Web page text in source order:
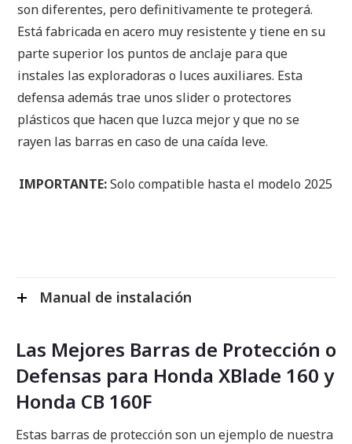
son diferentes, pero definitivamente te protegerá.
Está fabricada en acero muy resistente y tiene en su
parte superior los puntos de anclaje para que
instales las exploradoras o luces auxiliares. Esta
defensa además trae unos slider o protectores
plásticos que hacen que luzca mejor y que no se
rayen las barras en caso de una caída leve.
IMPORTANTE:Solo compatible hasta el modelo 2025
Manual de instalación
Las Mejores Barras de Protección o
Defensas para Honda XBlade 160 y
Honda CB 160F
Estas barras de protección son un ejemplo de nuestra